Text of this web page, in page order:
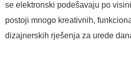
se elektronski podešavaju po
postoji mnogo kreativnih,
dizajnerskih rješenja za urede